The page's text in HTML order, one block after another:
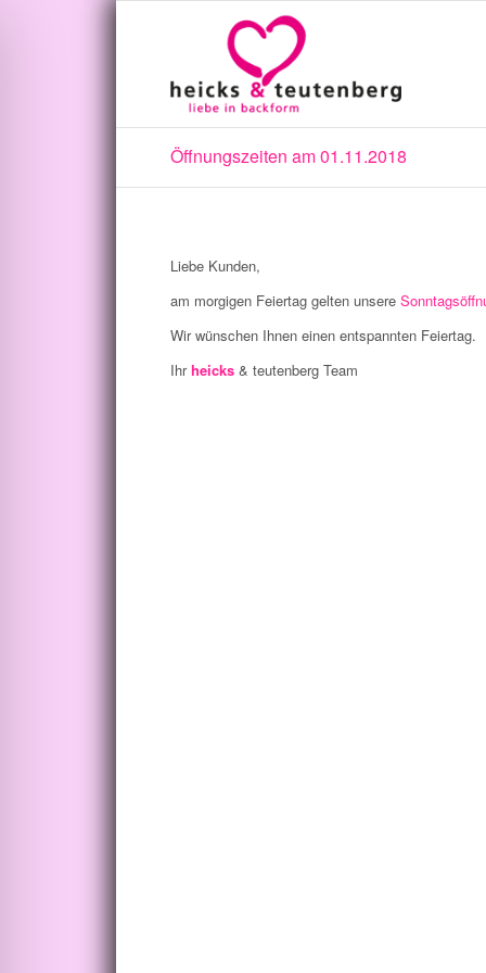
Öffnungszeiten am 01.11.2018
Liebe Kunden,
am morgigen Feiertag gelten unsere
Wir wünschen Ihnen einen entspannten Feiertag.
Ihrheicks & teutenberg Team